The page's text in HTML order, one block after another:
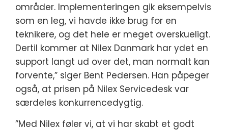
områder. Implementeringen gik eksempelvis
som en leg, vi havde ikke brug for en
teknikere, og det hele er meget overskueligt.
Dertil kommer at Nilex Danmark har ydet en
support langt ud over det, man normalt kan
forvente,” siger Bent Pedersen. Han påpeger
også, at prisen på Nilex Servicedesk var
særdeles konkurrencedygtig.
”Med Nilex føler vi, at vi har skabt et godt